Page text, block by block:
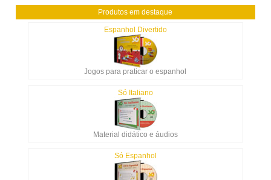
Produtos em destaque
Espanhol Divertido
Jogos para praticar o espanhol
Só Italiano
Material didático e áudios
Só Espanhol